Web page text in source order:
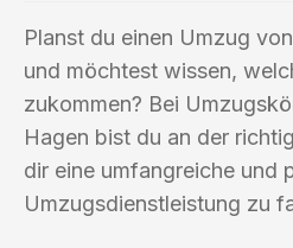
Planst du einen Umzug
und möchtest wissen,
zukommen? Bei
Hagen bist du an der
dir eine umfangreiche und
Umzugsdienstleistung zu